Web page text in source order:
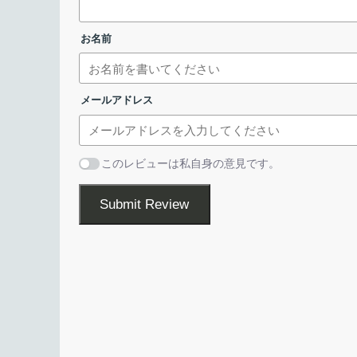
ClocX は、デスクトップに見やすいアナログ時計を
Windows 向けのフリーのアナログ時計アプリです。
ClocX を使用すると、デスクトップの好きな場所に
時計でかんたんに時間を把握することができます
種類のスキンから選択することができるので、好み
スクトップに配置できます。
複数のアラームを設定できます
お名前
メールアドレス
このレビューは私自身の意見です。
Submit Review